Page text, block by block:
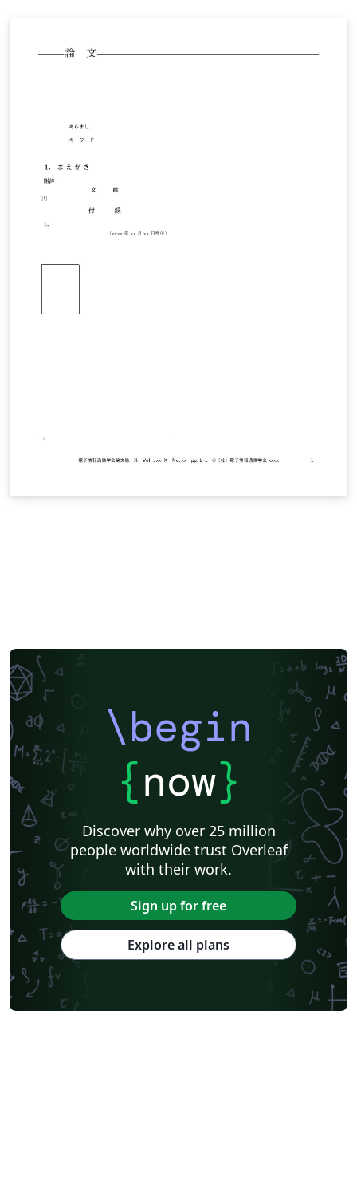
\begin
{now}
Discover why over 25 million
people worldwide trust Overleaf
with their work.
Sign up for free
Explore all plans